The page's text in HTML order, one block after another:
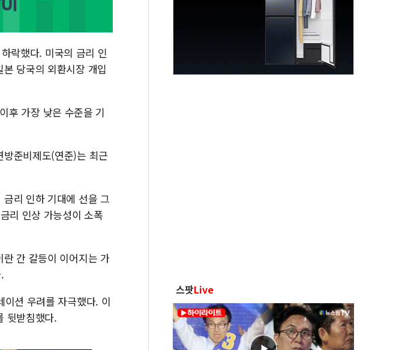
락했다. 미국의 금리 인
당국의 외환시장 개입
후 가장 낮은 수준을 기
준비제도(연준)는 최근
리 인하 기대에 선을 그
리 인상 가능성이 소폭
간 갈등이 이어지는 가
션 우려를 자극했다. 이
뒷받침했다.
스팟Live